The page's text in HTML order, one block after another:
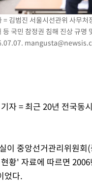
바이잔 투란VC 입단
보니…한국 축구 '5승 2무'
내린 798.81마감
내린 6258.77에 마쳐
민적 공분에 수사 재개"
지…'쑥대밭' 된 축구협회
김범진 서울시선관위 사무
국민 참정권 침해 진상 규
자 = 최근 20년 전국동
이 중앙선거관리위원
황' 자료에 따르면
었다.